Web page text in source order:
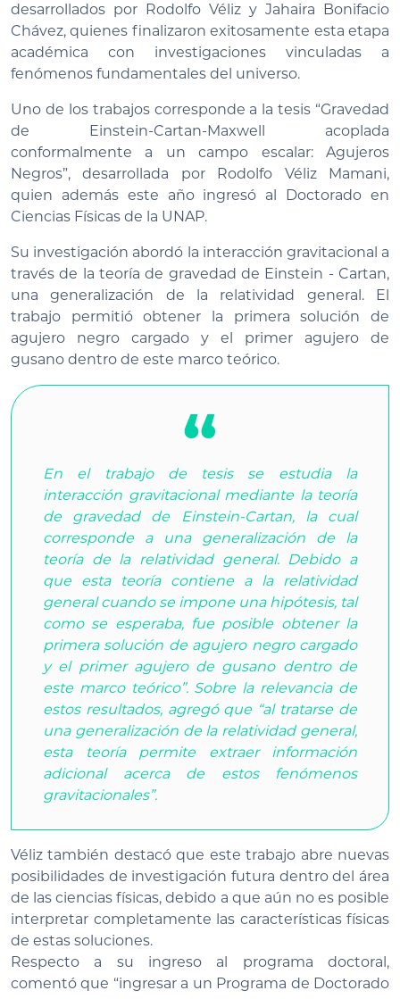
desarrollados por Rodolfo Véliz y Jahaira Bonifacio
Chávez, quienes finalizaron exitosamente esta etapa
académica con investigaciones vinculadas a
fenómenos fundamentales del universo.
Uno de los trabajos corresponde a la tesis “Gravedad
de Einstein-Cartan-Maxwell acoplada
conformalmente a un campo escalar: Agujeros
Negros”, desarrollada por Rodolfo Véliz Mamani,
quien además este año ingresó al Doctorado en
Ciencias Físicas de la UNAP.
Su investigación abordó la interacción gravitacional a
través de la teoría de gravedad de Einstein - Cartan,
una generalización de la relatividad general. El
trabajo permitió obtener la primera solución de
agujero negro cargado y el primer agujero de
gusano dentro de este marco teórico.
En el trabajo de tesis se estudia la
interacción gravitacional mediante la teoría
de gravedad de Einstein-Cartan, la cual
corresponde a una generalización de la
teoría de la relatividad general. Debido a
que esta teoría contiene a la relatividad
general cuando se impone una hipótesis, tal
como se esperaba, fue posible obtener la
primera solución de agujero negro cargado
y el primer agujero de gusano dentro de
este marco teórico”. Sobre la relevancia de
estos resultados, agregó que “al tratarse de
una generalización de la relatividad general,
esta teoría permite extraer información
adicional acerca de estos fenómenos
gravitacionales”.
Véliz también destacó que este trabajo abre nuevas
posibilidades de investigación futura dentro del área
de las ciencias físicas, debido a que aún no es posible
interpretar completamente las características físicas
de estas soluciones.
Respecto a su ingreso al programa doctoral,
comentó que “ingresar a un Programa de Doctorado